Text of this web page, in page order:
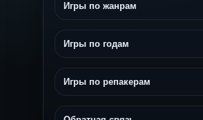
Игры по жанрам
Игры по годам
Игры по репакерам